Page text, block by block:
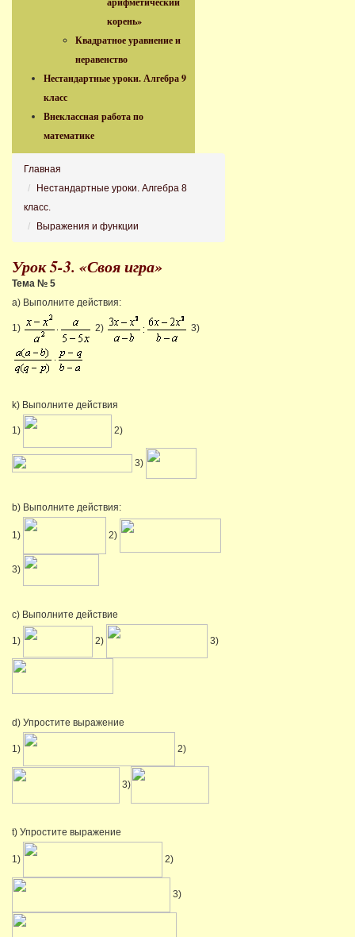
корень»
Квадратное уравнение и
неравенство
Нестандартные уроки. Алгебра 9
класс
Внеклассная работа по
математике
Главная
Нестандартные уроки. Алгебра 8
класс.
Выражения и функции
Урок 5-3. «Своя игра»
Тема № 5
a) Выполните действия:
1) 2) 3)
k) Выполните действия
1) 2)
3)
b) Выполните действия:
1) 2)
3)
c) Выполните действие
1) 2) 3)
d) Упростите выражение
1) 2)
3)
t) Упростите выражение
1) 2)
3)